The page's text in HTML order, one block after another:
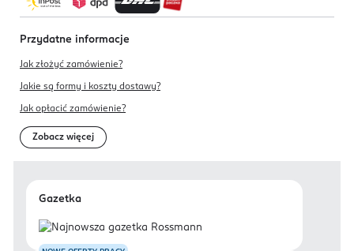
Przydatne informacje
Jak złożyć zamówienie?
Jakie są formy i koszty dostawy?
Jak opłacić zamówienie?
Zobacz więcej
Gazetka